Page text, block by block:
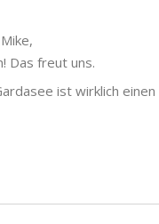
Das freut uns.
ist wirklich